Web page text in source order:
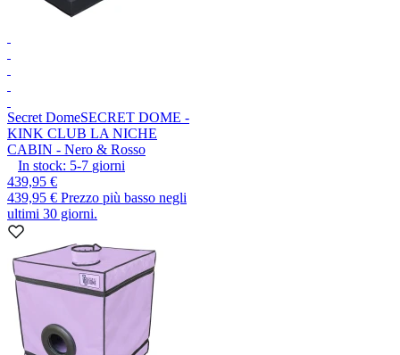
Secret DomeSECRET DOME -
KINK CLUB LA NICHE
CABIN - Nero & Rosso
In stock: 5-7 giorni
439,95 €
439,95 € Prezzo più basso negli
ultimi 30 giorni.